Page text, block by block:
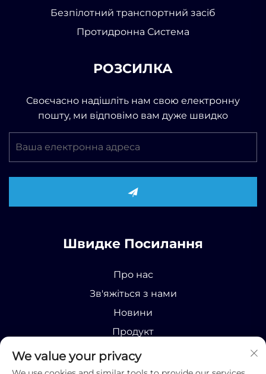
Безпілотний транспортний засіб
Протидронна Система
РОЗСИЛКА
Своєчасно надішліть нам свою електронну
пошту, ми відповімо вам дуже швидко
Швидке Посилання
Про нас
Зв'яжіться з нами
Новини
Продукт
We value your privacy